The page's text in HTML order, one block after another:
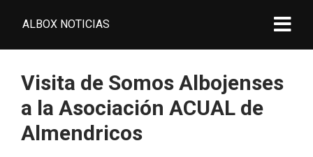
ALBOX NOTICIAS
Visita de Somos Albojenses
a la Asociación ACUAL de
Almendricos